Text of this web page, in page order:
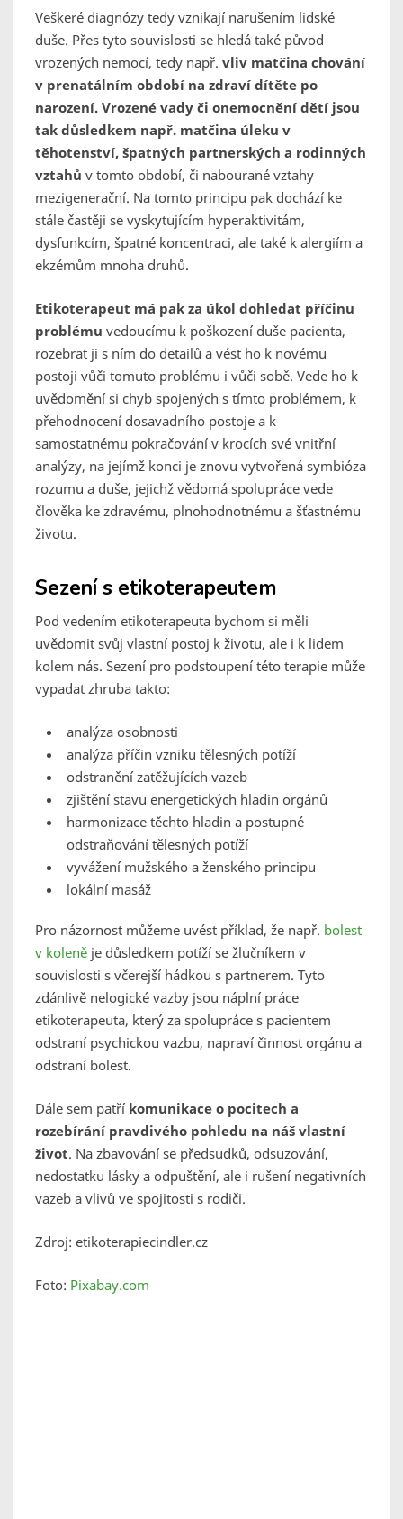
Veškeré diagnózy tedy vznikají narušením lidské
duše. Přes tyto souvislosti se hledá také původ
vrozených nemocí, tedy např. vliv matčina chování
v prenatálním období na zdraví dítěte po
narození. Vrozené vady či onemocnění dětí jsou
tak důsledkem např. matčina úleku v
těhotenství, špatných partnerských a rodinných
vztahů v tomto období, či nabourané vztahy
mezigenerační. Na tomto principu pak dochází ke
stále častěji se vyskytujícím hyperaktivitám,
dysfunkcím, špatné koncentraci, ale také k alergiím a
ekzémům mnoha druhů.
Etikoterapeut má pak za úkol dohledat příčinu
problému vedoucímu k poškození duše pacienta,
rozebrat ji s ním do detailů a vést ho k novému
postoji vůči tomuto problému i vůči sobě. Vede ho k
uvědomění si chyb spojených s tímto problémem, k
přehodnocení dosavadního postoje a k
samostatnému pokračování v krocích své vnitřní
analýzy, na jejímž konci je znovu vytvořená symbióza
rozumu a duše, jejichž vědomá spolupráce vede
člověka ke zdravému, plnohodnotnému a šťastnému
životu.
Sezení s etikoterapeutem
Pod vedením etikoterapeuta bychom si měli
uvědomit svůj vlastní postoj k životu, ale i k lidem
kolem nás. Sezení pro podstoupení této terapie může
vypadat zhruba takto:
analýza osobnosti
analýza příčin vzniku tělesných potíží
odstranění zatěžujících vazeb
zjištění stavu energetických hladin orgánů
harmonizace těchto hladin a postupné
odstraňování tělesných potíží
vyvážení mužského a ženského principu
lokální masáž
Pro názornost můžeme uvést příklad, že např. bolest
v koleně je důsledkem potíží se žlučníkem v
souvislosti s včerejší hádkou s partnerem. Tyto
zdánlivě nelogické vazby jsou náplní práce
etikoterapeuta, který za spolupráce s pacientem
odstraní psychickou vazbu, napraví činnost orgánu a
odstraní bolest.
Dále sem patří komunikace o pocitech a
rozebírání pravdivého pohledu na náš vlastní
život. Na zbavování se předsudků, odsuzování,
nedostatku lásky a odpuštění, ale i rušení negativních
vazeb a vlivů ve spojitosti s rodiči.
Zdroj: etikoterapiecindler.cz
Foto: Pixabay.com